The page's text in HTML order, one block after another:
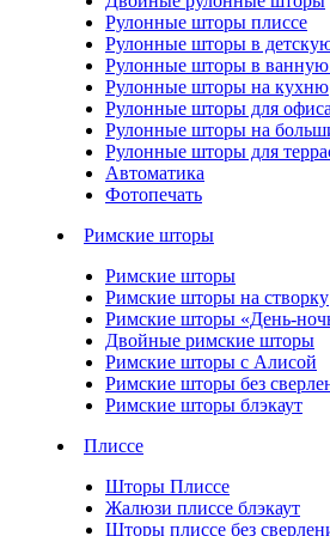
Рулонные шторы плиссе
Рулонные шторы в
Рулонные шторы в ванную
Рулонные шторы на кухню
Рулонные шторы для офиса
Рулонные шторы на
Рулонные шторы для
Автоматика
Фотопечать
Римские шторы
Римские шторы
Римские шторы на створку
Римские шторы «День-
Двойные римские шторы
Римские шторы с Алисой
Римские шторы без
Римские шторы блэкаут
Плиссе
Шторы Плиссе
Жалюзи плиссе блэкаут
Шторы плиссе без